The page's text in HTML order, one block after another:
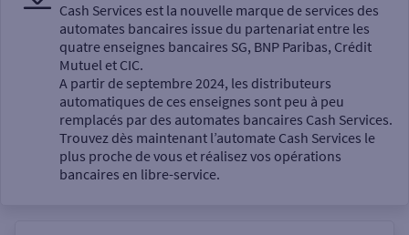
Sélectionnez votre recherche
Un service
Cash Services est la nouvelle marque de services des
automates bancaires issue du partenariat entre les
quatre enseignes bancaires SG, BNP Paribas, Crédit
Mutuel et CIC.
A partir de septembre 2024, les distributeurs
automatiques de ces enseignes sont peu à peu
remplacés par des automates bancaires Cash Services.
Trouvez dès maintenant l’automate Cash Services le
plus proche de vous et réalisez vos opérations
bancaires en libre-service.